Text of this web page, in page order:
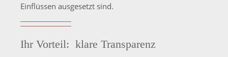
Einflüssen ausgesetzt sind.
Ihr Vorteil: klare Transparenz